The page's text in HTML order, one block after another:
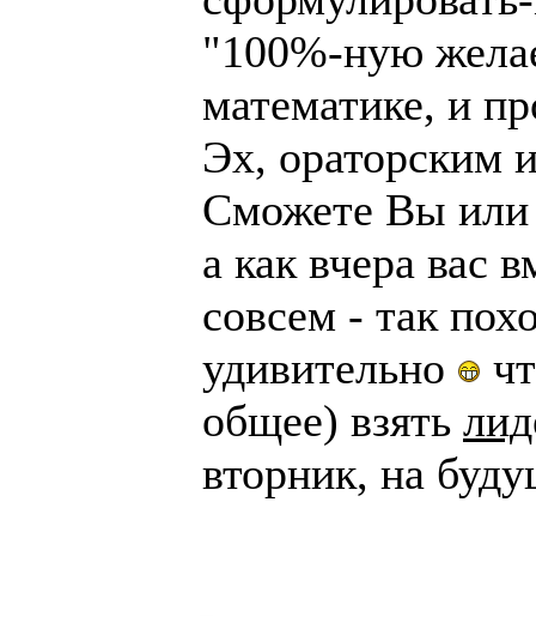
"100%-ную
математике, и
Эх, ораторским
Сможете Вы или
а как вчера вас
совсем - так
удивительно
общее) взять
вторник, на